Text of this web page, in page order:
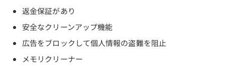
返金保証があり
安全なクリーンアップ機能
広告をブロックして個人情報の盗難を阻止
メモリクリーナー